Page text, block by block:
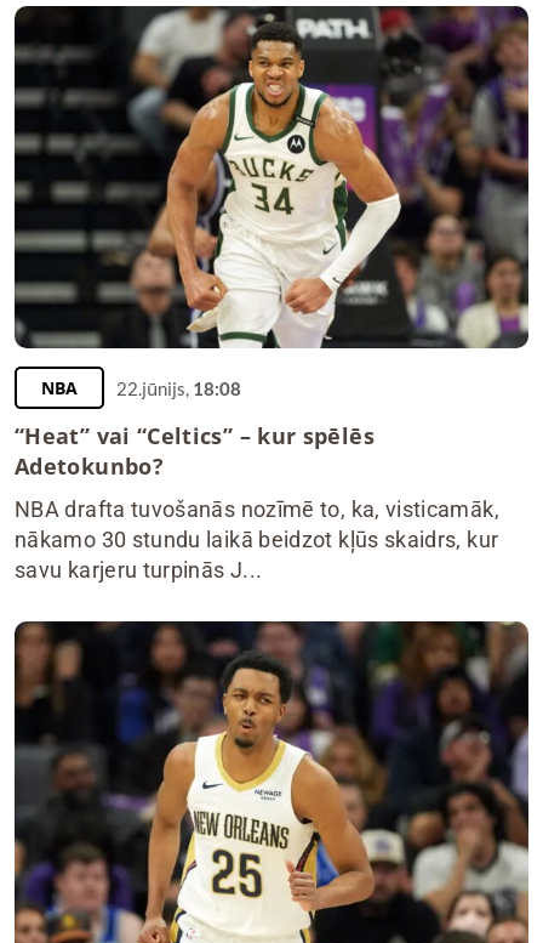
NBA 22.jūnijs, 18:08
“Heat” vai “Celtics” – kur spēlēs
Adetokunbo?
NBA drafta tuvošanās nozīmē to, ka, visticamāk,
nākamo 30 stundu laikā beidzot kļūs skaidrs, kur
savu karjeru turpinās J...